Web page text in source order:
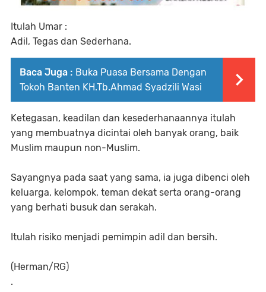
Itulah Umar :
Adil, Tegas dan Sederhana.
Baca Juga : Buka Puasa Bersama Dengan
Tokoh Banten KH.Tb.Ahmad Syadzili Wasi
Ketegasan, keadilan dan kesederhanaannya itulah
yang membuatnya dicintai oleh banyak orang, baik
Muslim maupun non-Muslim.
Sayangnya pada saat yang sama, ia juga dibenci oleh
keluarga, kelompok, teman dekat serta orang-orang
yang berhati busuk dan serakah.
Itulah risiko menjadi pemimpin adil dan bersih.
(Herman/RG)
.